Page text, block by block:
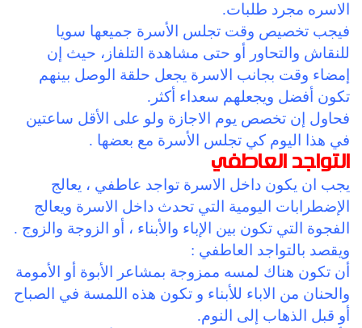
الاسره مجرد طلبات.
فيجب تخصيص وقت تجلس الأسرة جميعها سويا
للنقاش والتحاور أو حتى مشاهدة التلفاز، حيث إن
إمضاء وقت بجانب الاسرة يجعل حلقة الوصل بينهم
تكون أفضل ويجعلهم سعداء أكثر.
فحاول إن تخصص يوم الاجازة ولو على الأقل ساعتين
في هذا اليوم كي تجلس الأسرة مع بعضها .
التواجد العاطفي
يجب ان يكون داخل الاسرة تواجد عاطفي ، يعالج
الإضطرابات اليومية التي تحدث داخل الاسرة ويعالج
الفجوة التي تكون بين الإباء والأبناء ، أو الزوجة والزوج .
ويقصد بالتواجد العاطفي :
أن تكون هناك لمسه ممزوجة بمشاعر الأبوة أو الأمومة
والحنان من الاباء للأبناء و تكون هذه اللمسة في الصباح
أو قبل الذهاب إلى النوم.